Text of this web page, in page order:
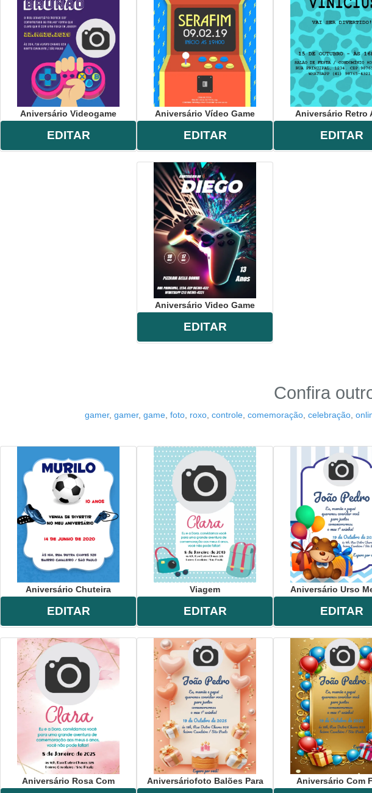
Aniversário Videogame
EDITAR
Aniversário Vídeo Game
EDITAR
Aniversário Retro
EDITAR
Aniversário Video Game
EDITAR
Confira
gamer, gamer, game foto roxo controle comemoração celebração
Aniversário Chuteira
EDITAR
Viagem
EDITAR
Aniversário Urso
EDITAR
Aniversário Rosa Com Aniversáriofoto Balões Para Aniversário Com